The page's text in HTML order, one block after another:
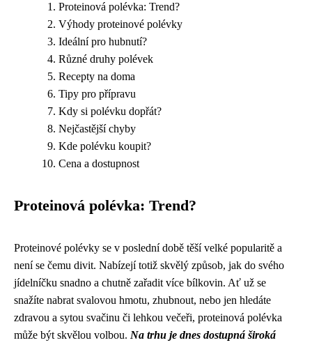
Proteinová polévka: Trend?
Výhody proteinové polévky
Ideální pro hubnutí?
Různé druhy polévek
Recepty na doma
Tipy pro přípravu
Kdy si polévku dopřát?
Nejčastější chyby
Kde polévku koupit?
Cena a dostupnost
Proteinová polévka: Trend?
Proteinové polévky se v poslední době těší velké popularitě a
není se čemu divit. Nabízejí totiž skvělý způsob, jak do svého
jídelníčku snadno a chutně zařadit více bílkovin. Ať už se
snažíte nabrat svalovou hmotu, zhubnout, nebo jen hledáte
zdravou a sytou svačinu či lehkou večeři, proteinová polévka
může být skvělou volbou. Na trhu je dnes dostupná široká